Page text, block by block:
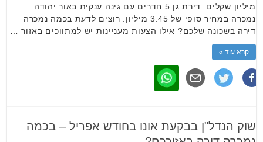
מיליון שקלים. דירת גן 5 חדרים עם גינה ענקית באור יהודה
נמכרה במחיר סופי של 3.45 מיליון. רוצים לדעת בכמה נמכרה
דירה בשכונה שלכם? אילו הצעות מעניינות יש למתווכים באזור …
קרא עוד »
שוק הנדל"ן בבקעת אונו בחודש אפריל – בכמה